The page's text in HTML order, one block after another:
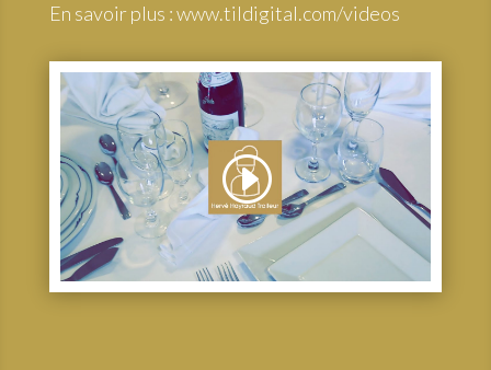
En savoir plus :www.tildigital.com/videos